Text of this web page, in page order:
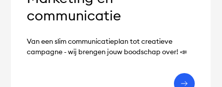
communicatie
Van een slim communicatieplan tot creatieve
campagne - wij brengen jouw boodschap over! 📣